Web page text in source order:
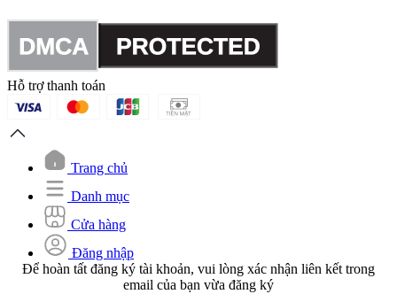
Hỗ trợ thanh toán
Trang chủ
Danh mục
Cửa hàng
Đăng nhập
Để hoàn tất đăng ký tài khoản, vui lòng xác nhận liên kết trong
email của bạn vừa đăng ký